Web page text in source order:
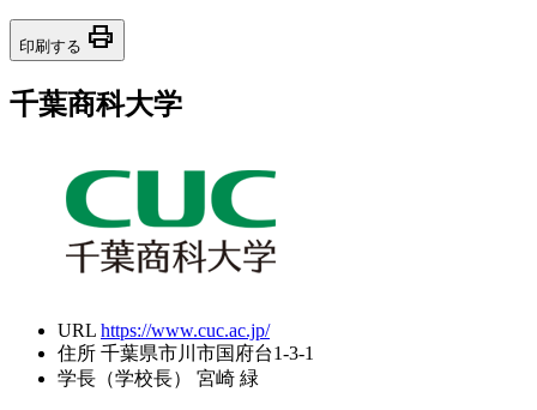
印刷する print
千葉商科大学
URL https://www.cuc.ac.jp/
住所 千葉県市川市国府台1-3-1
学長（学校長）
宮崎 緑